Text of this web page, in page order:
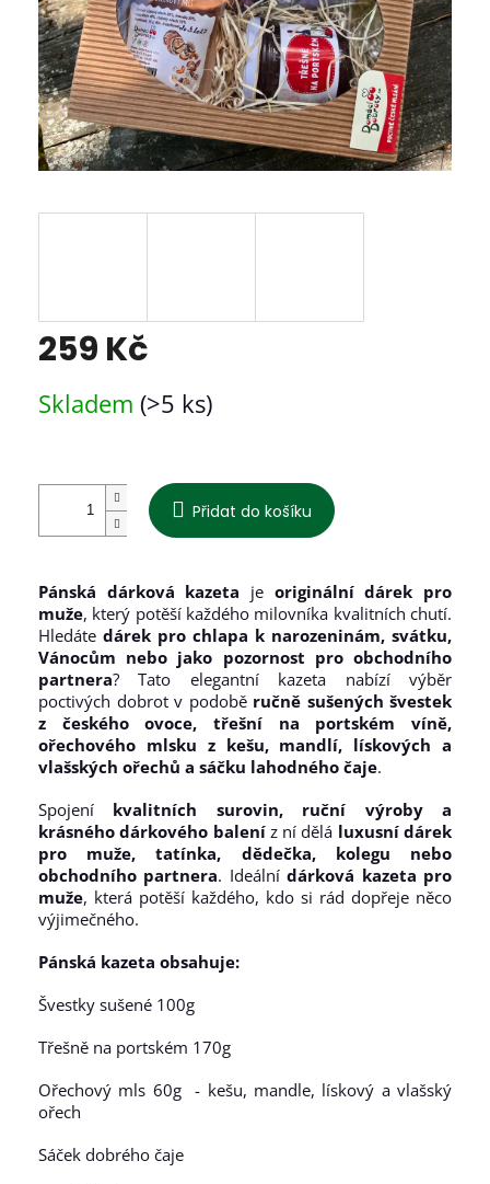
259 Kč
cena:
Skladem (>5 ks)
Přidat do košíku
Pánská dárková kazeta je originální dárek pro
muže, který potěší každého milovníka kvalitních chutí.
Hledáte dárek pro chlapa k narozeninám, svátku,
Vánocům nebo jako pozornost pro obchodního
partnera? Tato elegantní kazeta nabízí výběr
poctivých dobrot v podobě ručně sušených švestek
z českého ovoce, třešní na portském víně,
ořechového mlsku z kešu, mandlí, lískových a
vlašských ořechů a sáčku lahodného čaje.
Spojení kvalitních surovin, ruční výroby a
krásného dárkového baleníz ní dělá luxusní dárek
pro muže, tatínka, dědečka, kolegu nebo
obchodního partnera. Ideálnídárková kazeta pro
muže, která potěší každého, kdo si rád dopřeje něco
výjimečného.
Pánská kazeta obsahuje:
Švestky sušené 100g
Třešně na portském 170g
Ořechový mls 60g - kešu, mandle, lískový a vlašský
ořech
Sáček dobrého čaje